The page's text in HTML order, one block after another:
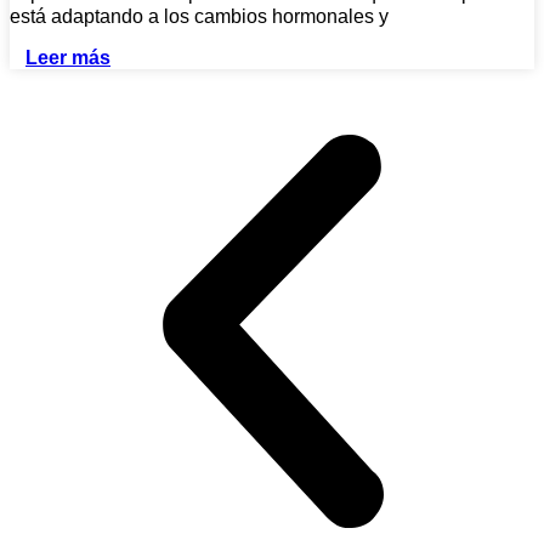
está adaptando a los cambios hormonales y
Leer más